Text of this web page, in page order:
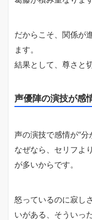
だからこそ、関係が
ます。
結果として、尊さと
声優陣の演技が感
声の演技で感情が“分
なぜなら、セリフよ
が多いからです。
怒っているのに寂し
いがある、そういっ